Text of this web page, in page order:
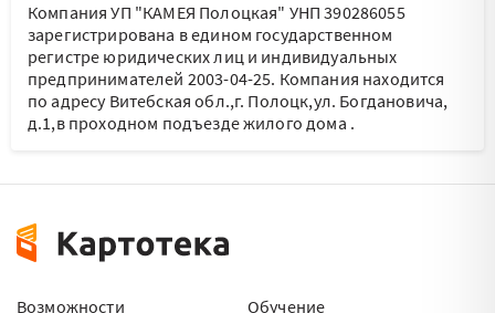
Компания УП "КАМЕЯ Полоцкая" УНП 390286055
зарегистрирована в едином государственном
регистре юридических лиц и индивидуальных
предпринимателей 2003-04-25. Компания находится
по адресу Витебская обл.,г. Полоцк,ул. Богдановича,
д.1,в проходном подъезде жилого дома .
Возможности
Обучение